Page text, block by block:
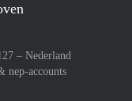
– Nederland
nep-accounts